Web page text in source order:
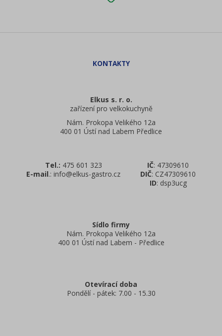
Elkus s. r. o.
zařízení pro velkokuchyně
Nám. Prokopa Velikého 12a
400 01 Ústí nad Labem Předlice
Tel.: 475 601 323
E-mail.: info@elkus-gastro.cz
IČ: 47309610
DIČ: CZ47309610
ID: dsp3ucg
Sídlo firmy
Nám. Prokopa Velikého 12a
400 01 Ústí nad Labem - Předlice
Otevírací doba
Pondělí - pátek: 7.00 - 15.30